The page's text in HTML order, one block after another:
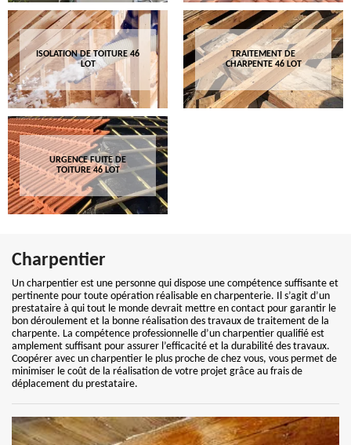
ISOLATION DE TOITURE 46
LOT
TRAITEMENT DE
CHARPENTE 46 LOT
URGENCE FUITE DE
TOITURE 46 LOT
Charpentier
Un charpentier est une personne qui dispose une compétence suffisante et
pertinente pour toute opération réalisable en charpenterie. Il s’agit d’un
prestataire à qui tout le monde devrait mettre en contact pour garantir le
bon déroulement et la bonne réalisation des travaux de traitement de la
charpente. La compétence professionnelle d’un charpentier qualifié est
amplement suffisant pour assurer l’efficacité et la durabilité des travaux.
Coopérer avec un charpentier le plus proche de chez vous, vous permet de
minimiser le coût de la réalisation de votre projet grâce au frais de
déplacement du prestataire.